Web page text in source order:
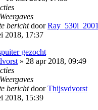
Weergaves
berichtdoorRay_530i_2001
2018, 17:37
gezocht
» 28 apr 2018, 09:49
Weergaves
berichtdoorThijsvdvorst
2018, 15:39